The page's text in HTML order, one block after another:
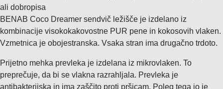
ali dobropisa
BENAB Coco Dreamer sendvič ležišče je izdelano iz
kombinacije visokokakovostne PUR pene in kokosovih vlaken.
Vzmetnica je obojestranska. Vsaka stran ima drugačno trdoto.
Prijetno mehka prevleka je izdelana iz mikrovlaken. To
preprečuje, da bi se vlakna razrahljala. Prevleka je
antibakterijska in ima zaščito proti pršicam. Poleg tega jo je